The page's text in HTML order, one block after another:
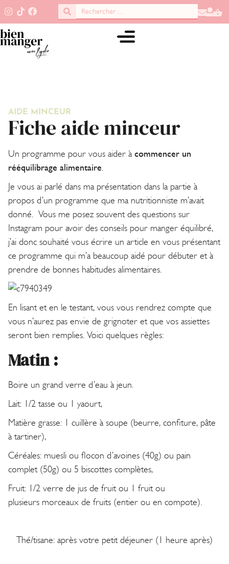
AIDE MINCEUR
Fiche aide minceur
Un programme pour vous aider à commencer un
rééquilibrage alimentaire.
Je vous ai parlé dans ma présentation dans la partie à
propos d’un programme que ma nutritionniste m’avait
donné. Vous me posez souvent des questions sur
Instagram pour avoir des conseils pour manger équilibré,
j’ai donc souhaité vous écrire un article en vous présentant
ce programme qui m’a beaucoup aidé pour débuter et à
prendre de bonnes habitudes alimentaires.
En lisant et en le testant, vous vous rendrez compte que
vous n’aurez pas envie de grignoter et que vos assiettes
seront bien remplies. Voici quelques règles:
Matin :
Boire un grand verre d’eau à jeun.
Lait: 1/2 tasse ou 1 yaourt,
Matière grasse: 1 cuillère à soupe (beurre, confiture, pâte
à tartiner),
Céréales: muesli ou flocon d’avoines (40g) ou pain
complet (50g) ou 5 biscottes complètes,
Fruit: 1/2 verre de jus de fruit ou 1 fruit ou
plusieurs morceaux de fruits (entier ou en compote).
Thé/tisane: après votre petit déjeuner (1 heure après)